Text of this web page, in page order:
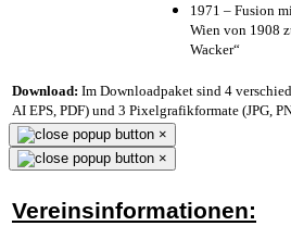
1971 – Fusion
Wien von 1908
Wacker“
Download: Im Downloadpaket sind 4
AI EPS, PDF) und 3 Pixelgrafikformate (JPG,
×
×
Vereinsinformationen: